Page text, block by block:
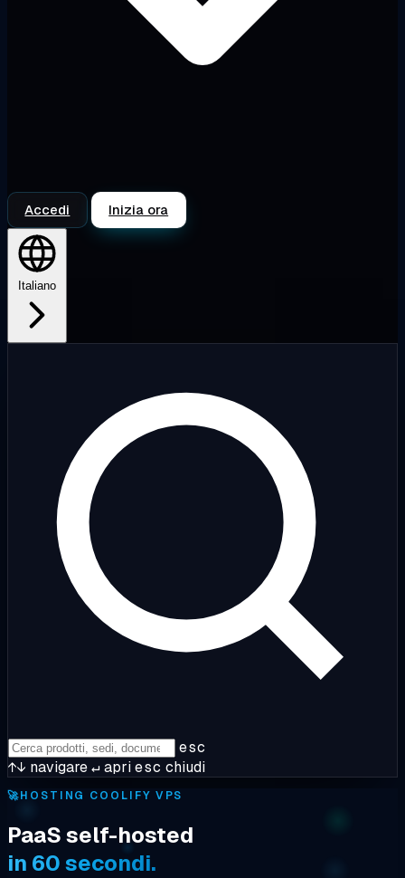
Accedi Inizia ora
Italiano
esc
↑↓ navigare↵apriesc chiudi
🚀HOSTING COOLIFY VPS
PaaS self-hosted
in 60 secondi.